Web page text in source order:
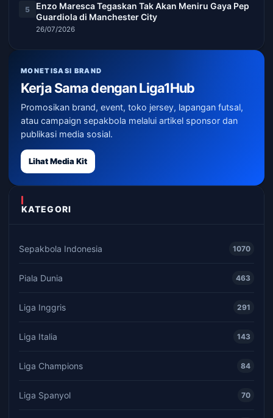
5
Enzo Maresca Tegaskan Tak Akan Meniru Gaya Pep
Guardiola di Manchester City
26/07/2026
MONETISASI BRAND
Kerja Sama dengan Liga1Hub
Promosikan brand, event, toko jersey, lapangan futsal,
atau campaign sepakbola melalui artikel sponsor dan
publikasi media sosial.
Lihat Media Kit
KATEGORI
Sepakbola Indonesia 1070
Piala Dunia 463
Liga Inggris 291
Liga Italia 143
Liga Champions 84
Liga Spanyol 70